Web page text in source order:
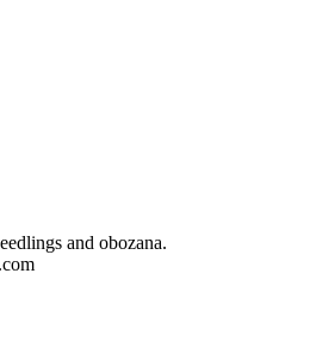
and obozana.